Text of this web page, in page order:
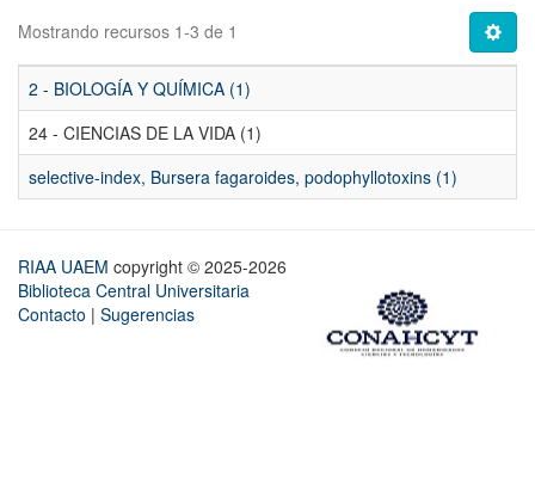
Mostrando recursos 1-3 de 1
2 - BIOLOGÍA Y QUÍMICA (1)
24 - CIENCIAS DE LA VIDA (1)
selective-index, Bursera fagaroides, podophyllotoxins (1)
RIAA UAEM copyright © 2025-2026
Biblioteca Central Universitaria
Contacto | Sugerencias